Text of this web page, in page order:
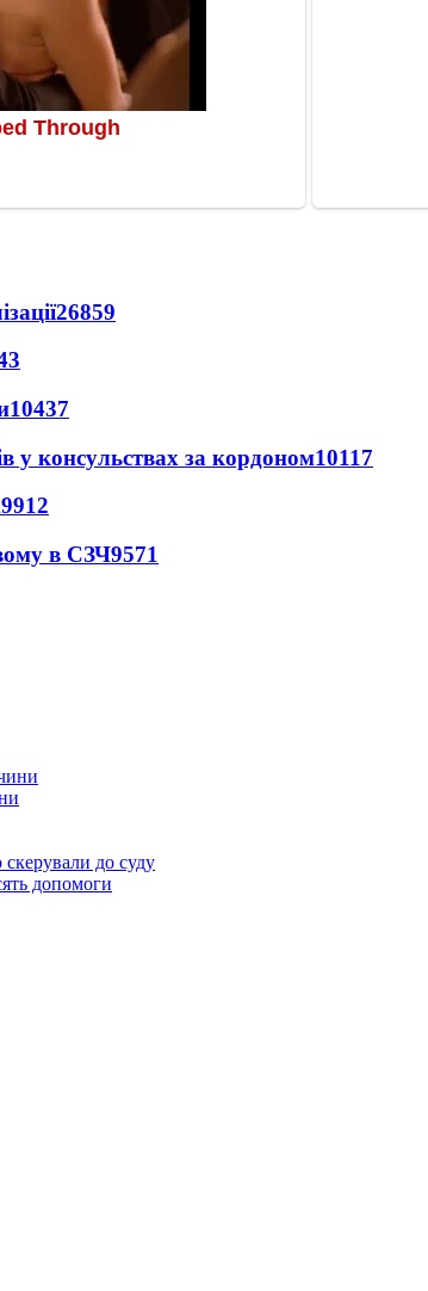
26859
10437
у консульствах за кордоном10117
9912
в СЗЧ9571
до суду
допомоги